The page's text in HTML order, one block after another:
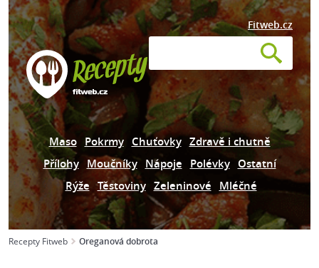
Fitweb.cz
Maso Pokrmy Chuťovky Zdravě i chutně
Přílohy Moučníky Nápoje Polévky Ostatní
Rýže Těstoviny Zeleninové Mléčné
Recepty Fitweb Oreganová dobrota